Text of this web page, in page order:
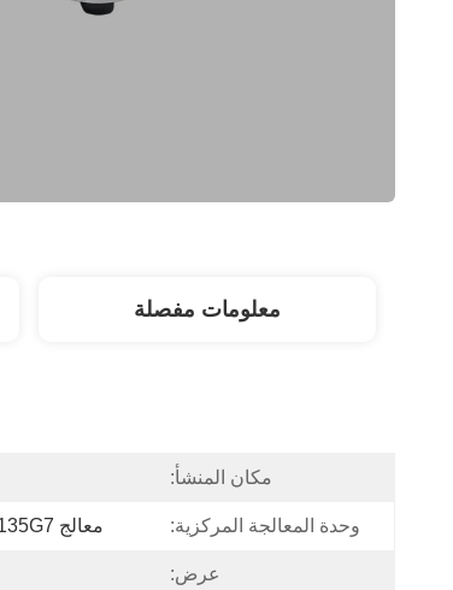
معلومات مفصلة
مكان المنشأ:
وحدة المعالجة المركزية: معالج Intel Core I5 1135G7، رباعي النواة و8 خيوط
عرض: